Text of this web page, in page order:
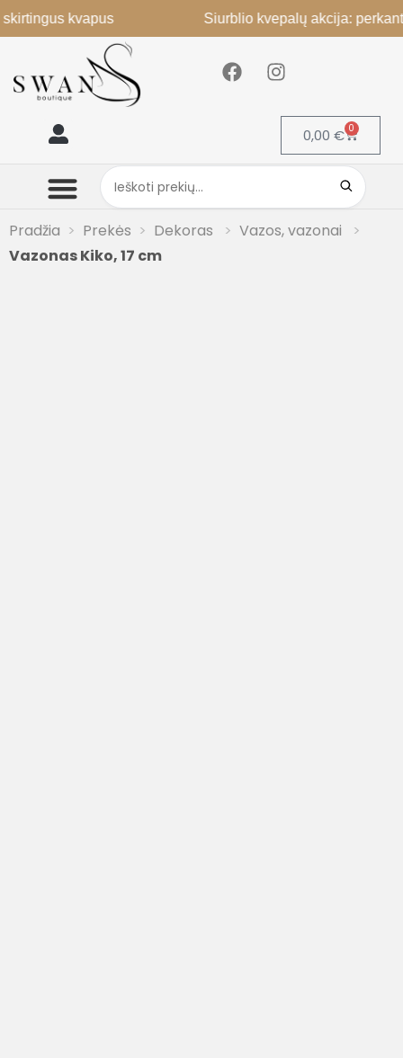
kvapus Siurblio kvepalų akcija: perkant 2, 3-
0,00 € 0
Pradžia Prekės Dekoras
Vazos, vazonai
Vazonas Kiko, 17 cm